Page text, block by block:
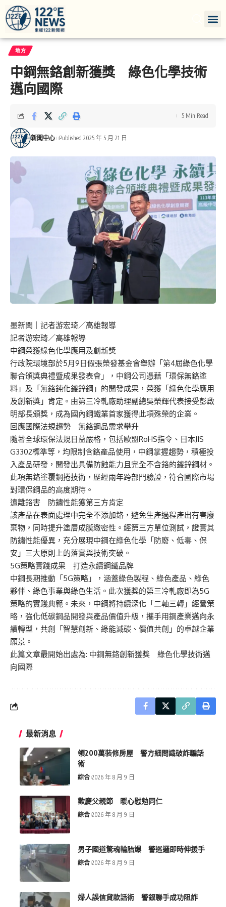
地方
中鋼無鉻創新獲獎 綠色化學技術
邁向國際
新聞中心 Published 2025 年 5 月 21 日
5 Min Read
墨新聞
｜記者游宏琦／高雄報導
記者游宏琦／高雄報導
中鋼榮獲綠色化學應用及創新獎
行政院環境部於5月9日假張榮發基金會舉辦「第4屆綠色化學
聯合頒獎典禮暨成果發表會」，中鋼公司憑藉「環保無鉻塗
料」及「無鉻鈍化鍍鋅鋼」的開發成果，榮獲「綠色化學應用
及創新獎」肯定。由第三冷軋廠助理副總吳榮輝代表接受彭啟
明部長頒獎，成為國內鋼鐵業首家獲得此項殊榮的企業。
回應國際法規趨勢 無鉻鋼品需求攀升
隨著全球環保法規日益嚴格，包括歐盟RoHS指令、日本JIS
G3302標準等，均限制含鉻產品使用，中鋼掌握趨勢，積極投
入產品研發，開發出具備防蝕能力且完全不含鉻的鍍鋅鋼材。
此項無鉻塗覆鋼捲技術，歷經兩年跨部門驗證，符合國際市場
對環保鋼品的高度期待。
遠離鉻害 防鏽性能獲第三方肯定
該產品在表面處理中完全不添加鉻，避免生產過程產出有害廢
棄物，同時提升塗層成膜緻密性。經第三方單位測試，證實其
防鏽性能優異，充分展現中鋼在綠色化學「防廢、低毒、保
安」三大原則上的落實與技術突破。
5G策略實踐成果 打造永續鋼鐵品牌
中鋼長期推動「5G策略」，涵蓋綠色製程、綠色產品、綠色
夥伴、綠色事業與綠色生活。此次獲獎的第三冷軋廠即為5G
策略的實踐典範。未來，中鋼將持續深化「二軸三轉」經營策
略，強化低碳鋼品開發與產品價值升級，攜手用鋼產業邁向永
續轉型，共創「智慧創新、綠能減碳、價值共創」的卓越企業
願景。
此篇文章最開始出處為: 中鋼無鉻創新獲獎 綠色化學技術邁
向國際
最新消息
領200萬裝修房屋 警方細問識破詐騙話
術
綜合 2026 年 8 月 9 日
歡慶父親節 暖心慰勉同仁
綜合 2026 年 8 月 9 日
男子國道驚魂輪胎爆 警巡邏即時伸援手
綜合 2026 年 8 月 9 日
婦人誤信貸款話術 警銀聯手成功阻詐